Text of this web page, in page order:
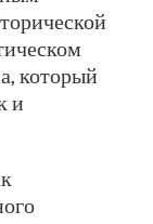
который
и